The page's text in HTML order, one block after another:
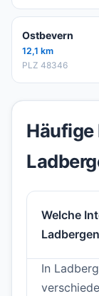
Ostbevern
12,1 km
PLZ 48346
Häufige
Welche
In